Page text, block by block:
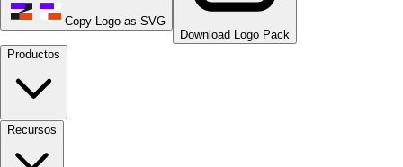
Copy Logo as SVG
Download Logo Pack
Productos
Recursos